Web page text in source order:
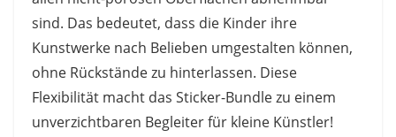
sind. Das bedeutet, dass die Kinder ihre
Kunstwerke nach Belieben umgestalten können,
ohne Rückstände zu hinterlassen. Diese
Flexibilität macht das Sticker-Bundle zu einem
unverzichtbaren Begleiter für kleine Künstler!